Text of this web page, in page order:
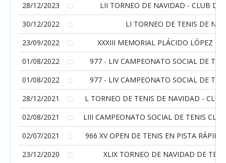
28/12/2023
LII TORNEO DE NAVIDAD - CLUB DE
30/12/2022
LI TORNEO DE TENIS DE
23/09/2022
XXXIII MEMORIAL PLÁCIDO LÓPEZ -
01/08/2022
977 - LIV CAMPEONATO SOCIAL DE
01/08/2022
977 - LIV CAMPEONATO SOCIAL DE
28/12/2021
L TORNEO DE TENIS DE NAVIDAD -
02/08/2021
LIII CAMPEONATO SOCIAL DE TENIS
02/07/2021
966 XV OPEN DE TENIS EN PISTA RÁPIDA
23/12/2020
XLIX TORNEO DE NAVIDAD DE